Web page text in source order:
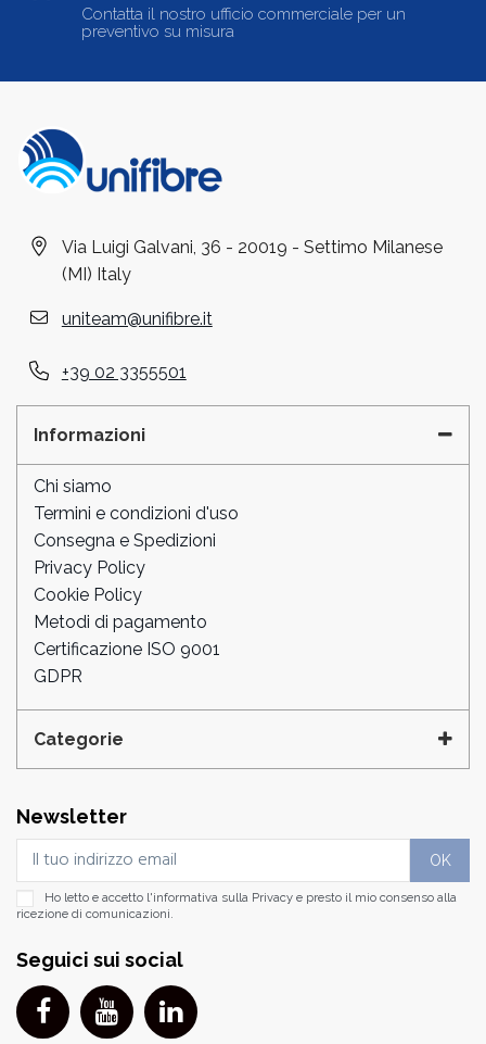
Contatta il nostro ufficio commerciale per un
preventivo su misura
Via Luigi Galvani, 36 - 20019 - Settimo Milanese
(MI) Italy
uniteam@unifibre.it
+39 02 3355501
Informazioni
Chi siamo
Termini e condizioni d'uso
Consegna e Spedizioni
Privacy Policy
Cookie Policy
Metodi di pagamento
Certificazione ISO 9001
GDPR
Categorie
Newsletter
Ho letto e accetto l'informativa sulla Privacy e presto il mio consenso alla
ricezione di comunicazioni.
Seguici sui social